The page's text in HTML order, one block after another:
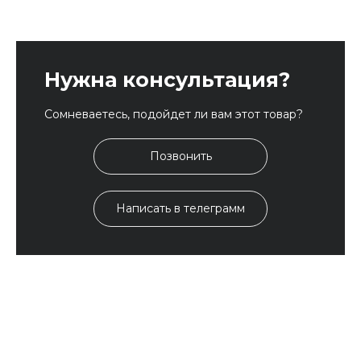
Нужна консультация?
Сомневаетесь, подойдет ли вам этот товар?
Позвонить
Написать в телеграмм